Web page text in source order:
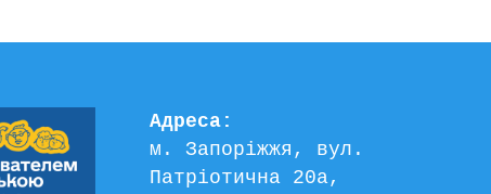
Адреса:
м. Запоріжжя, вул.
Патріотична 20а,